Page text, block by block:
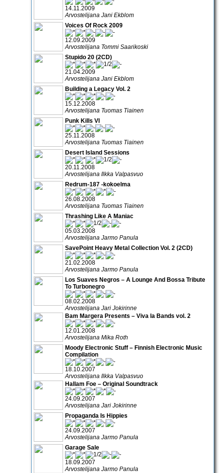
14.11.2009
Arvostelijana Jani Ekblom
Voices Of Rock 2009
12.09.2009
Arvostelijana Tommi Saarikoski
Stupido 20 (2CD)
21.04.2009
Arvostelijana Jani Ekblom
Building a Legacy Vol. 2
15.12.2008
Arvostelijana Tuomas Tiainen
Punk Kills VI
25.11.2008
Arvostelijana Tuomas Tiainen
Desert Island Sessions
20.11.2008
Arvostelijana Ilkka Valpasvuo
Redrum-187 -kokoelma
26.08.2008
Arvostelijana Tuomas Tiainen
Thrashing Like A Maniac
05.03.2008
Arvostelijana Jarmo Panula
SavePoint Heavy Metal Collection Vol. 2 (2CD)
21.02.2008
Arvostelijana Jarmo Panula
Los Suaves Negros – A Lounge And Bossa Tribute
To Turbonegro
08.02.2008
Arvostelijana Jari Jokirinne
Bam Margera Presents – Viva la Bands vol. 2
12.01.2008
Arvostelijana Mika Roth
Moody Electronic Stuff – Finnish Electronic Music
Compilation
18.10.2007
Arvostelijana Ilkka Valpasvuo
Hallam Foe – Original Soundtrack
24.09.2007
Arvostelijana Jari Jokirinne
Propaganda Is Hippies
24.09.2007
Arvostelijana Jarmo Panula
Garage Sale
18.09.2007
Arvostelijana Jarmo Panula